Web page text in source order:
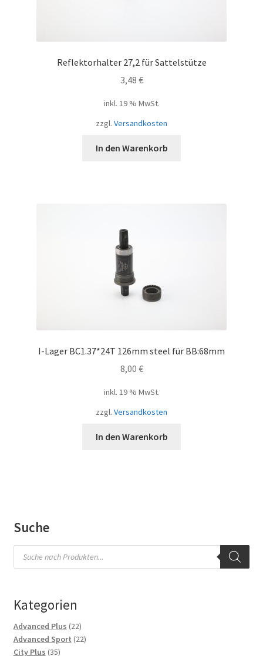
Reflektorhalter 27,2 für Sattelstütze
3,48 €
inkl. 19 % MwSt.
zzgl. Versandkosten
In den Warenkorb
I-Lager BC1.37*24T 126mm steel für BB:68mm
8,00 €
inkl. 19 % MwSt.
zzgl. Versandkosten
In den Warenkorb
Suche
Products
search
Kategorien
Advanced Plus 2222
Produkte
Advanced Sport 2222
City Plus 3535